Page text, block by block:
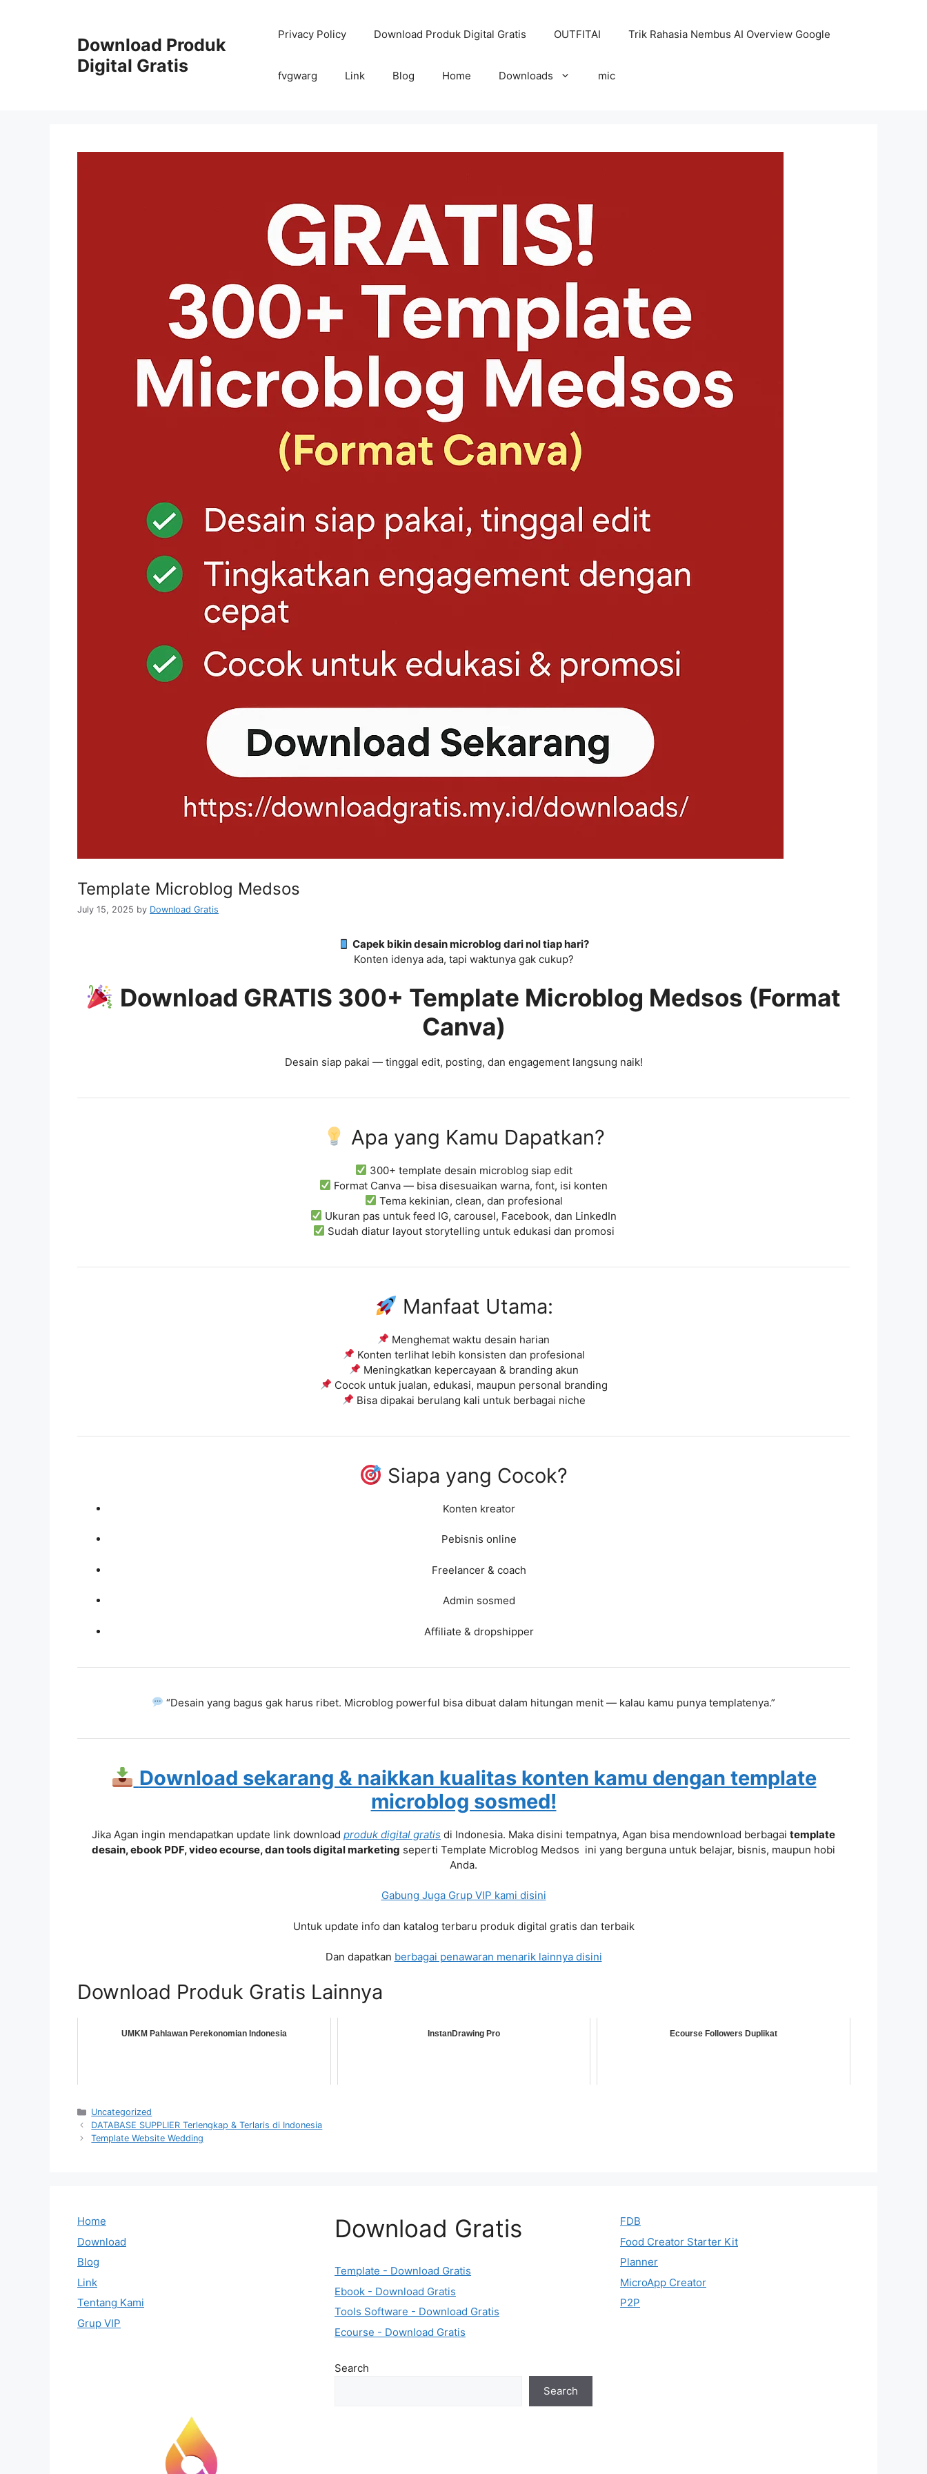
Download Produk
Digital Gratis
Privacy Policy Download Produk Digital Gratis OUTFITAI Trik Rahasia Nembus AI Overview Google
fvgwarg Link Blog Home Downloads mic
Template Microblog Medsos
July 15, 2025 by Download Gratis
Capek bikin desain microblog dari nol tiap hari?
Konten idenya ada, tapi waktunya gak cukup?
Download GRATIS 300+ Template Microblog Medsos (Format
Canva)
Desain siap pakai — tinggal edit, posting, dan engagement langsung naik!
Apa yang Kamu Dapatkan?
300+ template desain microblog siap edit
Format Canva — bisa disesuaikan warna, font, isi konten
Tema kekinian, clean, dan profesional
Ukuran pas untuk feed IG, carousel, Facebook, dan LinkedIn
Sudah diatur layout storytelling untuk edukasi dan promosi
Manfaat Utama:
Menghemat waktu desain harian
Konten terlihat lebih konsisten dan profesional
Meningkatkan kepercayaan & branding akun
Cocok untuk jualan, edukasi, maupun personal branding
Bisa dipakai berulang kali untuk berbagai niche
Siapa yang Cocok?
Konten kreator
Pebisnis online
Freelancer & coach
Admin sosmed
Affiliate & dropshipper
“Desain yang bagus gak harus ribet. Microblog powerful bisa dibuat dalam hitungan menit — kalau kamu punya templatenya.”
Download sekarang & naikkan kualitas konten kamu dengan template
microblog sosmed!
Jika Agan ingin mendapatkan update link download produk digital gratis di Indonesia. Maka disini tempatnya, Agan bisa mendownload berbagai template
desain, ebook PDF, video ecourse, dan tools digital marketing seperti Template Microblog Medsos ini yang berguna untuk belajar, bisnis, maupun hobi
Anda.
Gabung Juga Grup VIP kami disini
Untuk update info dan katalog terbaru produk digital gratis dan terbaik
Dan dapatkan berbagai penawaran menarik lainnya disini
Download Produk Gratis Lainnya
UMKM Pahlawan Perekonomian Indonesia InstanDrawing Pro Ecourse Followers Duplikat
Categories
Uncategorized
DATABASE SUPPLIER Terlengkap & Terlaris di Indonesia
Template Website Wedding
Home
Download
Blog
Link
Tentang Kami
Grup VIP
Download Gratis
Template - Download Gratis
Ebook - Download Gratis
Tools Software - Download Gratis
Ecourse - Download Gratis
Search
Search
FDB
Food Creator Starter Kit
Planner
MicroApp Creator
P2P